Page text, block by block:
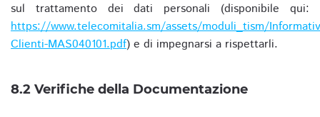
sul trattamento dei dati personali (disponibile qui:
https://www.telecomitalia.sm/assets/moduli_tism/
Clienti-MAS040101.pdf) e di impegnarsi a rispettarli.
8.2 Verifiche della Documentazione